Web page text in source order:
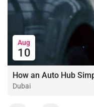
Aug
10
Dubai